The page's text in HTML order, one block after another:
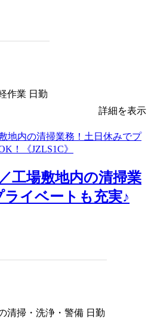
作業 日勤
詳細を表示
工場敷地内の清掃業
イベートも充実♪
清掃・洗浄・警備 日勤